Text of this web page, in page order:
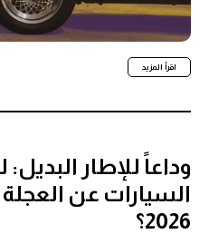
اقرأ المزيد
وداعاً للإطار
السيارات عن العجلة
2026؟